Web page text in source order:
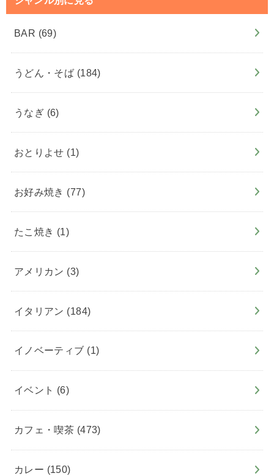
BAR (69)
うどん・そば (184)
うなぎ (6)
おとりよせ (1)
お好み焼き (77)
たこ焼き (1)
アメリカン (3)
イタリアン (184)
イノベーティブ (1)
イベント (6)
カフェ・喫茶 (473)
カレー (150)